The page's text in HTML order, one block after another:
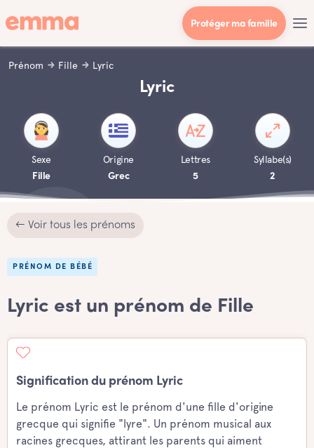
Protéger ma famille
Prénom Fille Lyric
Lyric
Sexe
Fille
Origine
Grec
Lettres
5
Syllabe(s)
2
← Voir tous les prénoms
PRÉNOM DE BÉBÉ
Lyric est un prénom de Fille
Signification du prénom Lyric
Le prénom Lyric est le prénom d'une fille d'origine
grecque qui signifie "lyre". Un prénom musical aux
racines grecques, attirant les parents qui aiment